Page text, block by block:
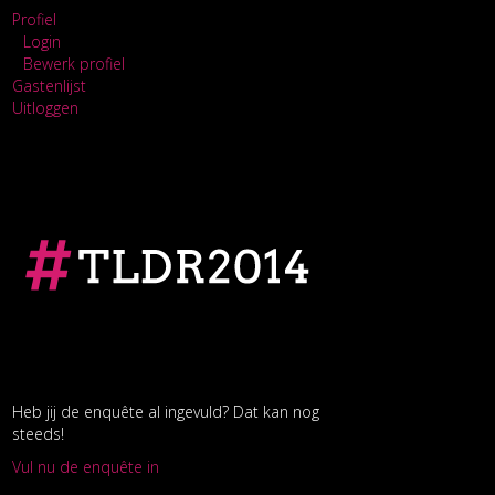
Profiel
Login
Bewerk profiel
Gastenlijst
Uitloggen
Heb jij de enquête al ingevuld? Dat kan nog
steeds!
Vul nu de enquête in